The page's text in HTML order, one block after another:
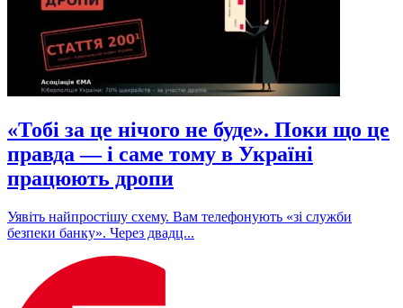
«Тобі за це нічого не буде». Поки що це
правда — і саме тому в Україні
працюють дропи
Уявіть найпростішу схему. Вам телефонують «зі служби
безпеки банку». Через двадц...